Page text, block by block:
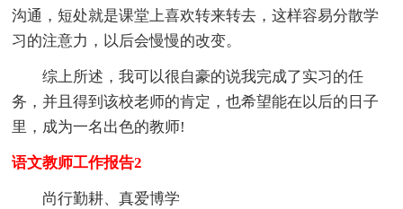
沟通，短处就是课堂上喜欢转来转去，这样容易分散学
习的注意力，以后会慢慢的改变。
综上所述，我可以很自豪的说我完成了实习的任
务，并且得到该校老师的肯定，也希望能在以后的日子
里，成为一名出色的教师!
语文教师工作报告2
尚行勤耕、真爱博学